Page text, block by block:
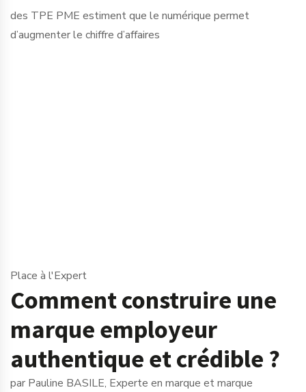
des TPE PME estiment que le numérique permet
d’augmenter le chiffre d’affaires
Place à l'Expert
Comment construire une
marque employeur
authentique et crédible ?
par Pauline BASILE, Experte en marque et marque